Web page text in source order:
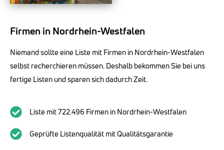
Firmen in Nordrhein-Westfalen
Niemand sollte eine Liste mit Firmen in Nordrhein-Westfalen
selbst recherchieren müssen. Deshalb bekommen Sie bei uns
fertige Listen und sparen sich dadurch Zeit.
Liste mit 722.496 Firmen in Nordrhein-Westfalen
Geprüfte Listenqualität mit Qualitätsgarantie